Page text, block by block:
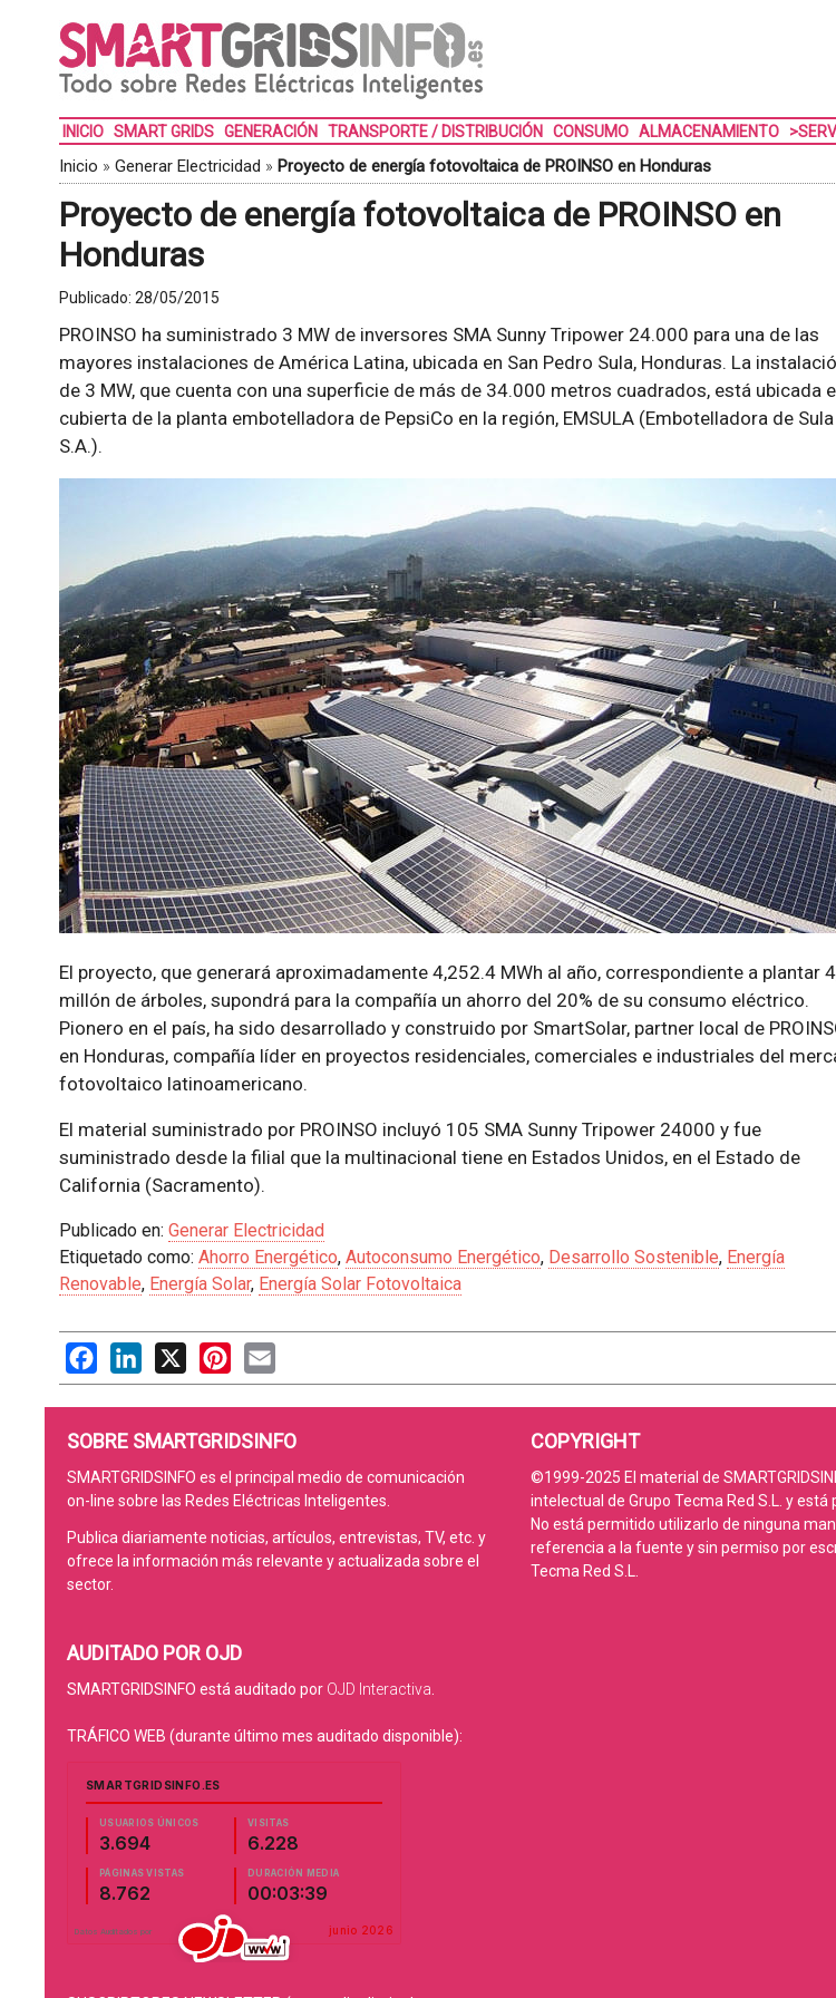
INICIO SMART GRIDS GENERACIÓN TRANSPORTE / DISTRIBUCIÓN CONSUMO ALMACENAMIENTO
Inicio » Generar Electricidad » Proyecto de energía fotovoltaica de PROINSO en Honduras
Proyecto de energía fotovoltaica de PROINSO en
Honduras
Publicado: 28/05/2015
PROINSO ha suministrado 3 MW de inversores SMA Sunny Tripower 24.000 para una de las
mayores instalaciones de América Latina, ubicada en San Pedro Sula, Honduras. La
de 3 MW, que cuenta con una superficie de más de 34.000 metros cuadrados, está ubicada
cubierta de la planta embotelladora de PepsiCo en la región, EMSULA (Embotelladora de Sula
S.A.).
El proyecto, que generará aproximadamente 4,252.4 MWh al año, correspondiente a plantar
millón de árboles, supondrá para la compañía un ahorro del 20% de su consumo eléctrico.
Pionero en el país, ha sido desarrollado y construido por SmartSolar, partner local de
en Honduras, compañía líder en proyectos residenciales, comerciales e industriales del
fotovoltaico latinoamericano.
El material suministrado por PROINSO incluyó 105 SMA Sunny Tripower 24000 y fue
suministrado desde la filial que la multinacional tiene en Estados Unidos, en el Estado de
California (Sacramento).
Publicado en: Generar Electricidad
Etiquetado como: Ahorro Energético, Autoconsumo Energético, Desarrollo Sostenible, Energía
Renovable, Energía Solar, Energía Solar Fotovoltaica
FacebookLinkedIn
X PinterestEmail
SOBRE SMARTGRIDSINFO
SMARTGRIDSINFO es el principal medio de comunicación
on-line sobre las Redes Eléctricas Inteligentes.
Publica diariamente noticias, artículos, entrevistas, TV, etc. y
ofrece la información más relevante y actualizada sobre el
sector.
AUDITADO POR OJD
SMARTGRIDSINFO está auditado por OJD Interactiva
TRÁFICO WEB (durante último mes auditado disponible):
COPYRIGHT
©1999-2025 El material de
intelectual de Grupo Tecma Red S.L. y está
No está permitido utilizarlo de ninguna
referencia a la fuente y sin permiso por
Tecma Red S.L.